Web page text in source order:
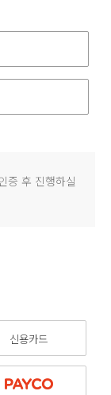
증 후 진행하실
신용카드